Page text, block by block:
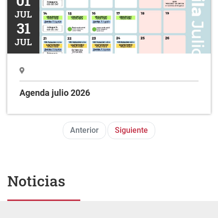
JUL
31
JUL
Agenda julio 2026
Anterior Siguiente
Noticias